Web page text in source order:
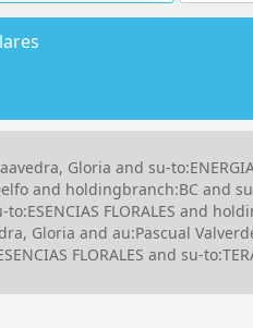
Gloria and su-
and holdingbranch:BC and
FLORALES and
Gloria and au:Pascual
FLORALES and su-